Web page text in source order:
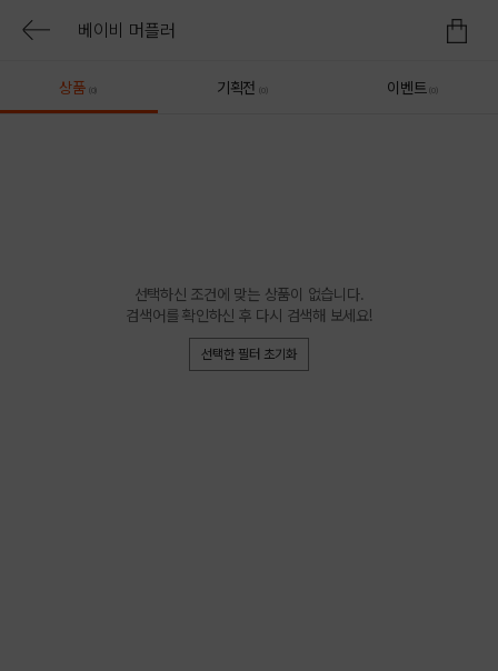
상품 (0) 기획전 (0) 이벤트 (0)
선택하신 조건에 맞는 상품이 없습니다.
검색어를 확인하신 후 다시 검색해 보세요!
선택한 필터 초기화